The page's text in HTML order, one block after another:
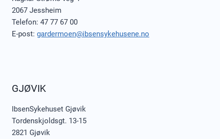
2067 Jessheim
Telefon: 47 77 67 00
E-post: gardermoen@ibsensykehusene.no
GJØVIK
IbsenSykehuset Gjøvik
Tordenskjoldsgt. 13-15
2821 Gjøvik